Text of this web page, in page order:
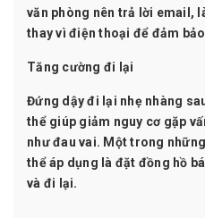
văn phòng nên trả lời email,
thay vì điện thoại để đảm
Tăng cường đi lại
Đứng dậy đi lại nhẹ nhàng
thể giúp giảm nguy cơ gặp
như đau vai. Một trong
thể áp dụng là đặt đồng hồ
và đi lại.